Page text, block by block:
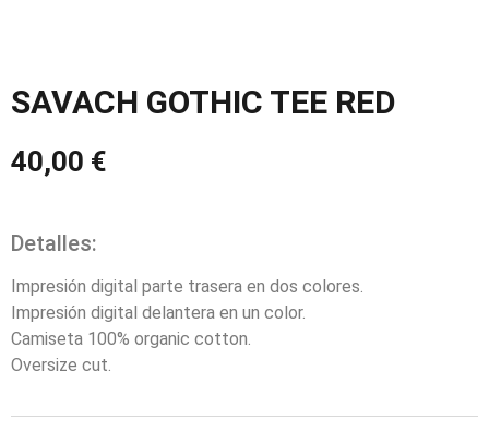
SAVACH GOTHIC TEE RED
40,00 €
Detalles:
Impresión digital parte trasera en dos colores.
Impresión digital delantera en un color.
Camiseta 100% organic cotton.
Oversize cut.